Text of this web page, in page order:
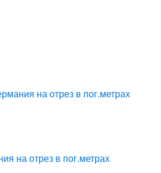
на отрез в пог.метрах